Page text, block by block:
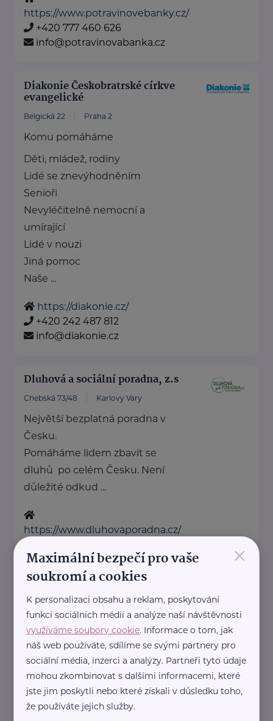
https://www.potravinovebanky.cz/
+420 777 460 626
info@potravinovabanka.cz
Diakonie Českobratrské církve
evangelické
Belgická 22 Praha 2
Komu pomáháme
Děti, mládež, rodiny
Lidé se znevýhodněním
Senioři
Nevyléčitelně nemocní a
umírající
Lidé v nouzi
Jiná pomoc
Naše ...
https://diakonie.cz/
+420 242 487 812
info@diakonie.cz
Dluhová a sociální poradna, z.s
Chebská 73/48 Karlovy Vary
Největší bezplatná poradna v
Česku.
Pomáháme lidem zbavit se
dluhů po celém Česku. Není
důležité odkud ...
https://www.dluhovaporadna.cz/
info@dluhovaporadna.cz
HOST Home-Start
HOST Home-Start Česká
republika je nezisková
organizace, která již více než 20
let podporuje rodiny ...
×
Maximální bezpečí pro vaše
soukromí a cookies
K personalizaci obsahu a reklam, poskytování
funkcí sociálních médií a analýze naší návštěvnosti
využíváme soubory cookie. Informace o tom, jak
náš web používáte, sdílíme se svými partnery pro
sociální média, inzerci a analýzy. Partneři tyto údaje
mohou zkombinovat s dalšími informacemi, které
jste jim poskytli nebo které získali v důsledku toho,
že používáte jejich služby.